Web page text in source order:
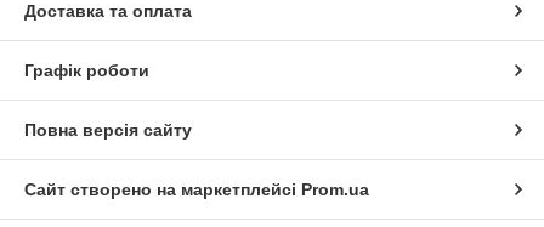
Доставка та оплата
Графік роботи
Повна версія сайту
Сайт створено на маркетплейсі Prom.ua